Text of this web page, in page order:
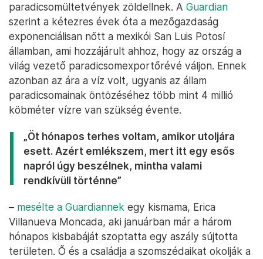
paradicsomültetvények zöldellnek. A Guardian
szerint a kétezres évek óta a mezőgazdaság
exponenciálisan nőtt a mexikói San Luis Potosí
államban, ami hozzájárult ahhoz, hogy az ország a
világ vezető paradicsomexportőrévé váljon. Ennek
azonban az ára a víz volt, ugyanis az állam
paradicsomainak öntözéséhez több mint 4 millió
köbméter vízre van szükség évente.
„Öt hónapos terhes voltam, amikor utoljára
esett. Azért emlékszem, mert itt egy esős
napról úgy beszélnek, mintha valami
rendkívüli történne”
– mesélte a Guardiannek egy kismama, Erica
Villanueva Moncada, aki januárban már a három
hónapos kisbabáját szoptatta egy aszály sújtotta
területen. Ő és a családja a szomszédaikat okolják a